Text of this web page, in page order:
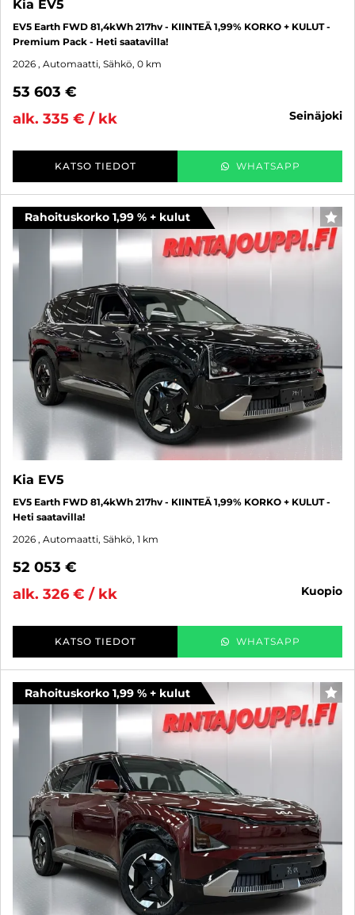
Kia EV5
EV5 Earth FWD 81,4kWh 217hv - KIINTEÄ 1,99% KORKO + KULUT -
Premium Pack - Heti saatavilla!
2026 , Automaatti, Sähkö, 0 km
53 603 €
alk. 335 € / kk
seinäjoki
KATSO TIEDOT WHATSAPP
Rahoituskorko 1,99 % + kulut
Kia EV5
EV5 Earth FWD 81,4kWh 217hv - KIINTEÄ 1,99% KORKO + KULUT -
Heti saatavilla!
2026 , Automaatti, Sähkö, 1 km
52 053 €
alk. 326 € / kk
kuopio
KATSO TIEDOT WHATSAPP
Rahoituskorko 1,99 % + kulut